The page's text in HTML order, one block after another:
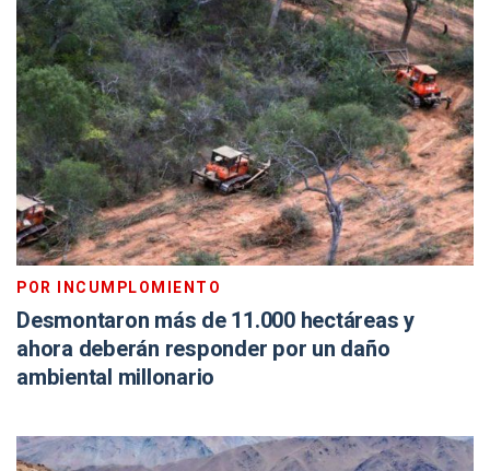
POR INCUMPLOMIENTO
Desmontaron más de 11.000 hectáreas y
ahora deberán responder por un daño
ambiental millonario